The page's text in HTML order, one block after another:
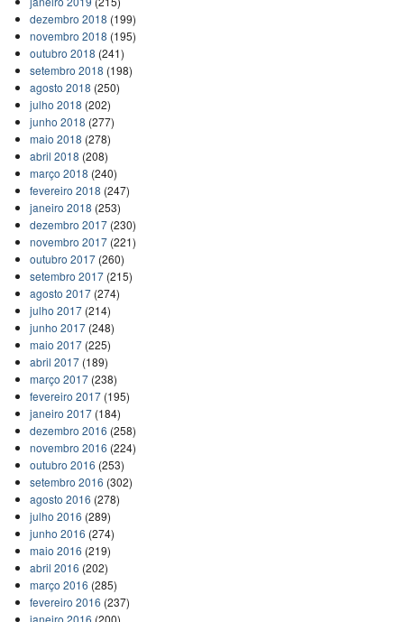
dezembro 2018 (199)
novembro 2018 (195)
outubro 2018 (241)
setembro 2018 (198)
agosto 2018 (250)
julho 2018 (202)
junho 2018 (277)
maio 2018 (278)
abril 2018 (208)
março 2018 (240)
fevereiro 2018 (247)
janeiro 2018 (253)
dezembro 2017(230)
novembro 2017(221)
outubro 2017(260)
setembro 2017(215)
agosto 2017(274)
julho 2017(214)
junho 2017(248)
maio 2017(225)
abril 2017(189)
março 2017(238)
fevereiro 2017(195)
janeiro 2017(184)
dezembro 2016 (258)
novembro 2016 (224)
outubro 2016 (253)
setembro 2016 (302)
agosto 2016 (278)
julho 2016 (289)
junho 2016 (274)
maio 2016 (219)
abril 2016 (202)
março 2016 (285)
fevereiro 2016 (237)
janeiro 2016 (200)